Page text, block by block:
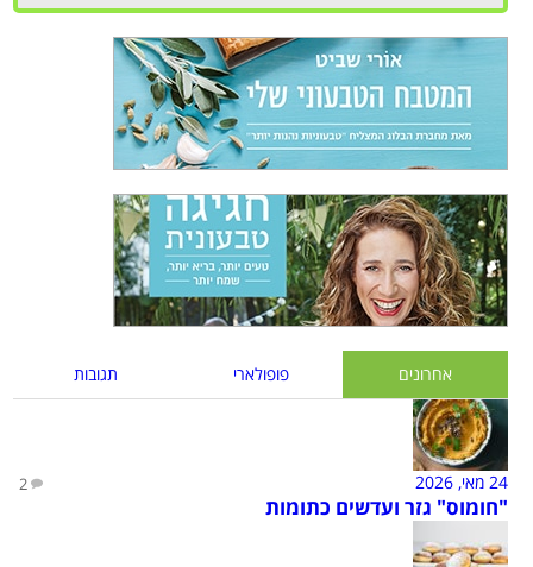
אחרונים פופולארי תגובות
24 מאי, 2026 2
"חומוס" גזר ועדשים כתומות